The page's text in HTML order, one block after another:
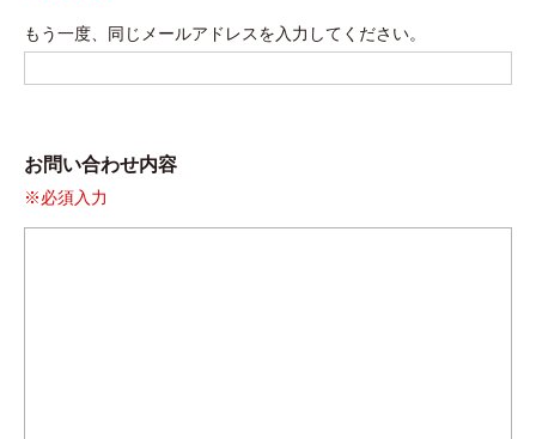
もう一度、同じメールアドレスを入力してください。
お問い合わせ内容
※必須入力